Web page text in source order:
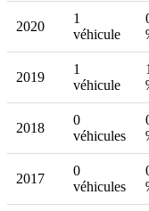
2020
1
véhicule
2019
1
véhicule
2018
0
véhicules
2017
0
véhicules